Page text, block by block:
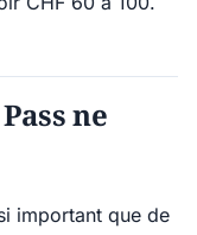
ne
important que de